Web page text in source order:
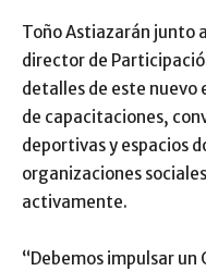
Toño Astiazarán junto
director de
detalles de este nuevo
de capacitaciones,
deportivas y espacios
organizaciones
activamente.
“Debemos impulsar